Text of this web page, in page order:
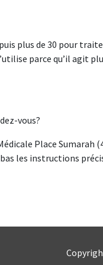
plus de 30 pour
parce qu’il agit
vous?
Place Sumarah
les instructions